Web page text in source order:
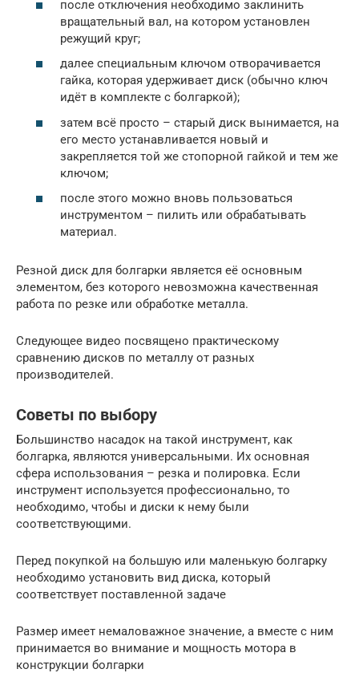
после отключения необходимо заклинить
вращательный вал, на котором установлен
режущий круг;
далее специальным ключом отворачивается
гайка, которая удерживает диск (обычно ключ
идёт в комплекте с болгаркой);
затем всё просто – старый диск вынимается, на
его место устанавливается новый и
закрепляется той же стопорной гайкой и тем же
ключом;
после этого можно вновь пользоваться
инструментом – пилить или обрабатывать
материал.
Резной диск для болгарки является её основным
элементом, без которого невозможна качественная
работа по резке или обработке металла.
Следующее видео посвящено практическому
сравнению дисков по металлу от разных
производителей.
Советы по выбору
Большинство насадок на такой инструмент, как
болгарка, являются универсальными. Их основная
сфера использования – резка и полировка. Если
инструмент используется профессионально, то
необходимо, чтобы и диски к нему были
соответствующими.
Перед покупкой на большую или маленькую болгарку
необходимо установить вид диска, который
соответствует поставленной задаче
Размер имеет немаловажное значение, а вместе с ним
принимается во внимание и мощность мотора в
конструкции болгарки